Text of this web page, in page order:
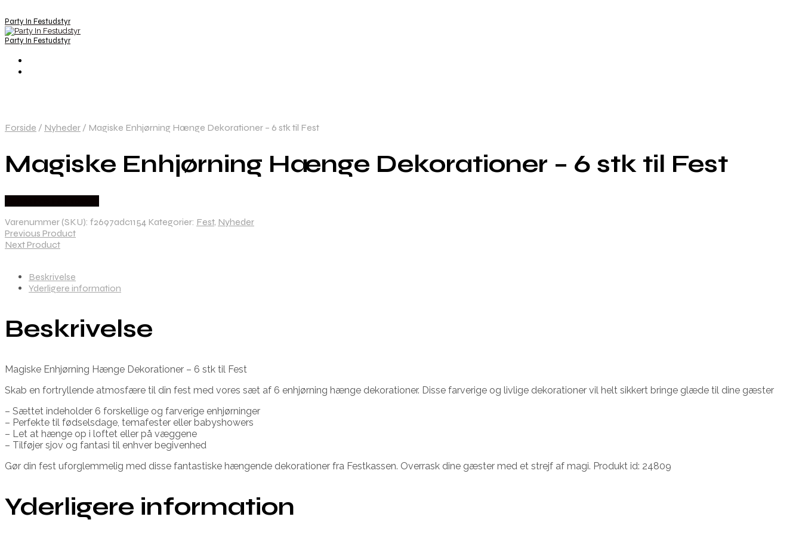
Party In Festudstyr
Party In Festudstyr
Forside / Nyheder / Magiske Enhjørning Hænge Dekorationer – 6 stk til Fest
Magiske Enhjørning Hænge Dekorationer – 6 stk til Fest
Varenummer (SKU): f2697adc1154 Kategorier: Fest, Nyheder
Previous Product
Next Product
Beskrivelse
Yderligere information
Beskrivelse
Magiske Enhjørning Hænge Dekorationer – 6 stk til Fest
Skab en fortryllende atmosfære til din fest med vores sæt af 6 enhjørning hænge dekorationer. Disse farverige og livlige dekorationer vil helt sikkert bringe glæde til dine gæster
– Sættet indeholder 6 forskellige og farverige enhjørninger
– Perfekte til fødselsdage, temafester eller babyshowers
– Let at hænge op i loftet eller på væggene
– Tilføjer sjov og fantasi til enhver begivenhed
Gør din fest uforglemmelig med disse fantastiske hængende dekorationer fra Festkassen. Overrask dine gæster med et strejf af magi. Produkt id: 24809
Yderligere information